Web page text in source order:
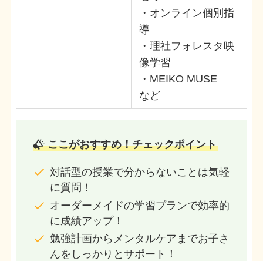
・オンライン個別指
導
・理社フォレスタ映
像学習
・MEIKO MUSE
など
ここがおすすめ！チェックポイント
対話型の授業で分からないことは気軽
に質問！
オーダーメイドの学習プランで効率的
に成績アップ！
勉強計画からメンタルケアまでお子さ
んをしっかりとサポート！